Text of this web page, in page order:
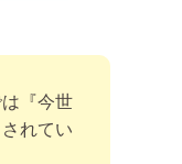
『今世
れてい